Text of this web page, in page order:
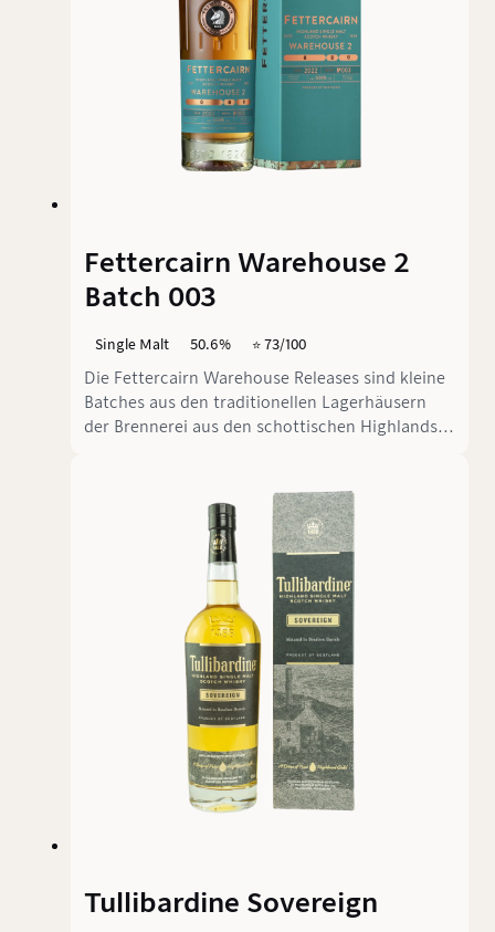
Fettercairn Warehouse 2
Batch 003
Single Malt 50.6% ⭐️ 73/100
Die Fettercairn Warehouse Releases sind kleine
Batches aus den traditionellen Lagerhäusern
der Brennerei aus den schottischen Highlands.
französische Rotweinbarriques (27 %)
miteinander vermählt.
Tullibardine Sovereign